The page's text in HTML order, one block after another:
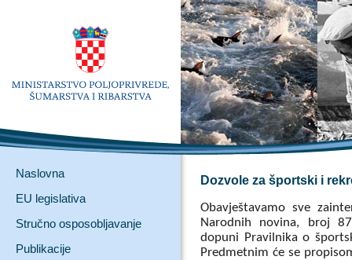
Naslovna
EU legislativa
Stručno osposobljavanje
Publikacije
Dozvole za športski i
Obavještavamo sve
Narodnih novina, broj
dopuni Pravilnika o
Predmetnim će se